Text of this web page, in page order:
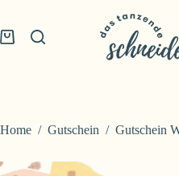
content
Shopping
Home / Gutschein / Gutschein